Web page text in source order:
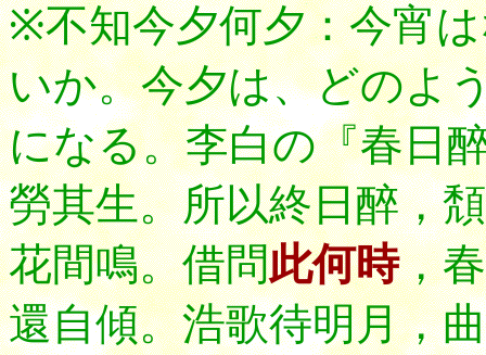
※不知今夕何夕：今宵
いか。今夕は、どのよ
になる。李白の『春日
勞其生。所以終日醉，
花間鳴。借問此何時，
還自傾。浩歌待明月，